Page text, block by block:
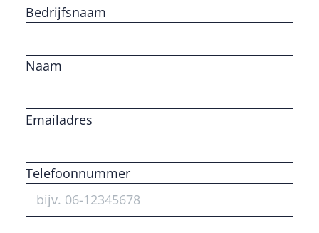
Bedrijfsnaam
Naam
Vul getal in
Emailadres
Telefoonnummer